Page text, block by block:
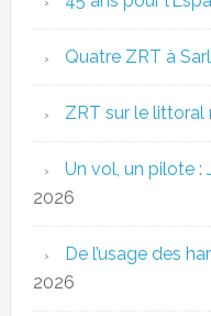
Quatre ZRT à
ZRT sur le littoral
Un vol, un pilote :
2026
De l’usage des
2026